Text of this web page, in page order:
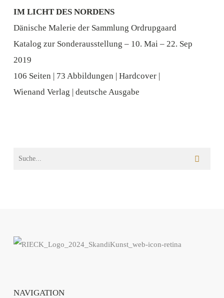
IM LICHT DES NORDENS
Dänische Malerie der Sammlung Ordrupgaard
Katalog zur Sonderausstellung – 10. Mai – 22. Sep
2019
106 Seiten | 73 Abbildungen | Hardcover |
Wienand Verlag | deutsche Ausgabe
NAVIGATION